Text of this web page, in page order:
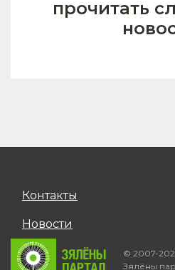
прочитать
Контакты
Новости
© 2007-
Зялёны